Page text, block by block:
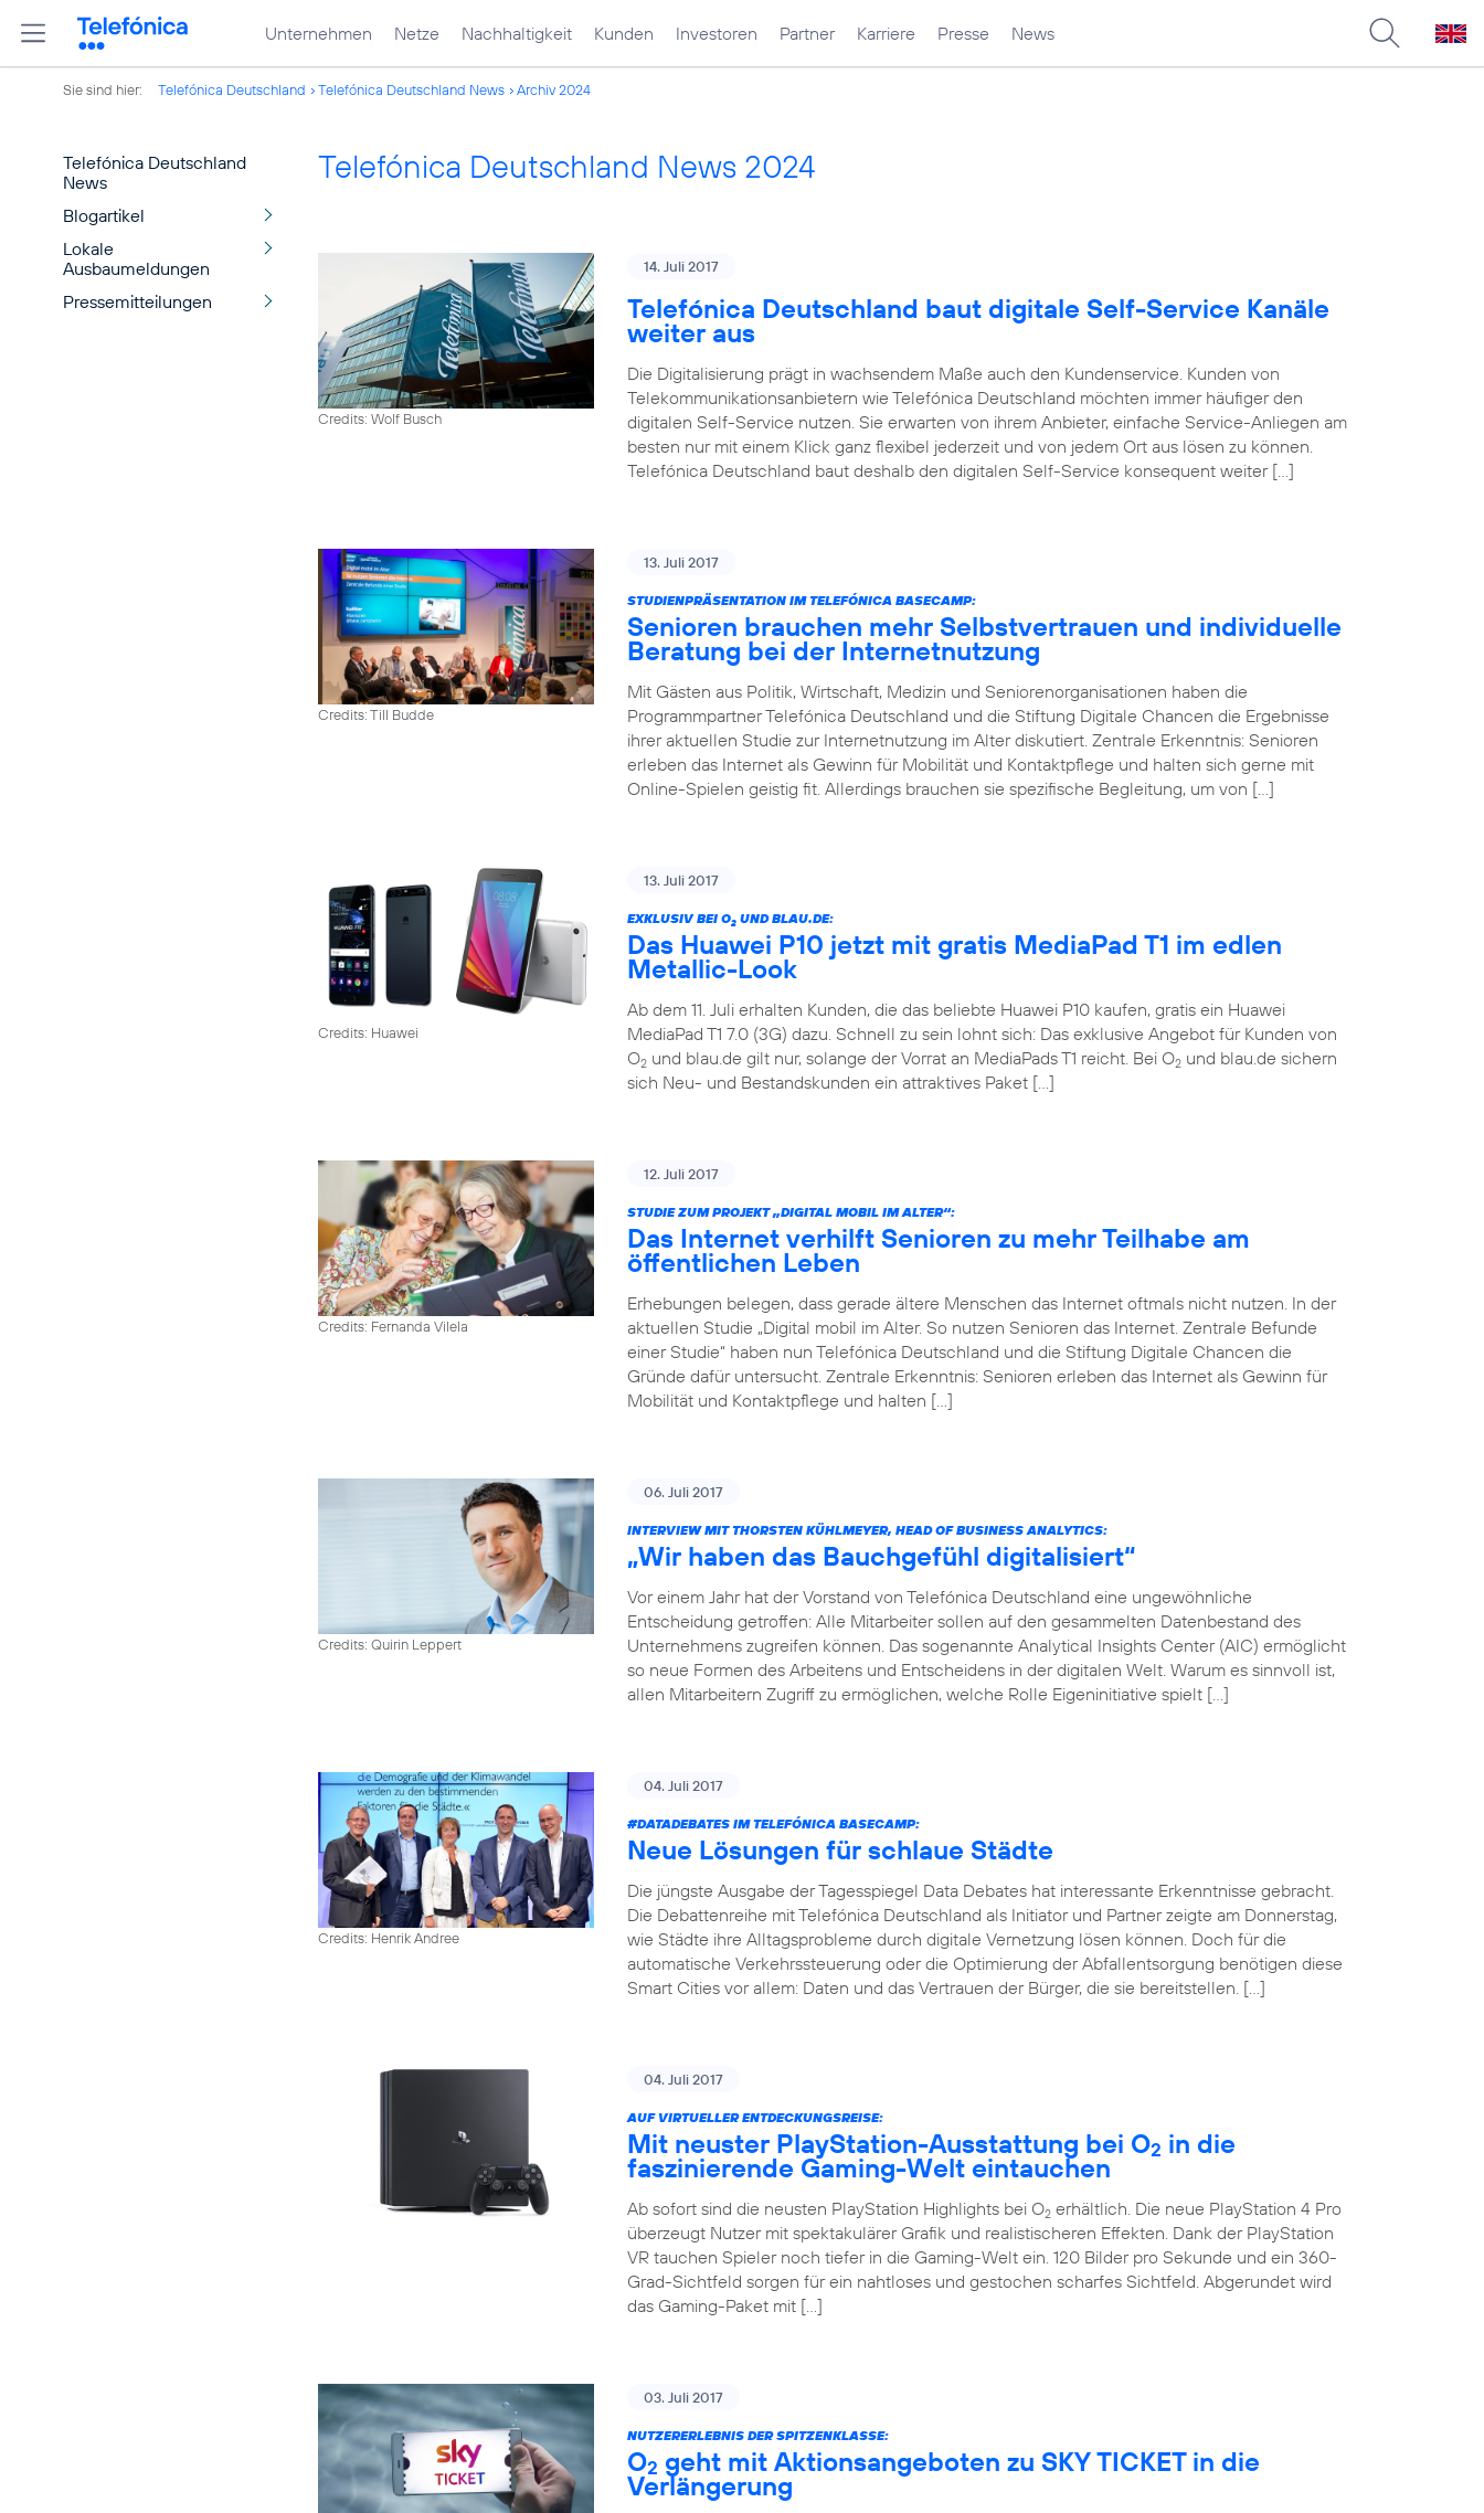
Unternehmen Netze Nachhaltigkeit Kunden Investoren Partner Karriere Presse News
Sie sind hier: Telefónica Deutschland Telefónica Deutschland News Archiv 2024
Telefónica Deutschland
News
Blogartikel
Lokale
Ausbaumeldungen
Pressemitteilungen
Telefónica Deutschland News 2024
Credits: Wolf Busch
14. Juli 2017
Telefónica Deutschland baut digitale Self-Service Kanäle
weiter aus
Die Digitalisierung prägt in wachsendem Maße auch den Kundenservice. Kunden von
Telekommunikationsanbietern wie Telefónica Deutschland möchten immer häufiger den
digitalen Self-Service nutzen. Sie erwarten von ihrem Anbieter, einfache Service-Anliegen am
besten nur mit einem Klick ganz flexibel jederzeit und von jedem Ort aus lösen zu können.
Telefónica Deutschland baut deshalb den digitalen Self-Service konsequent weiter […]
Credits: Till Budde
13. Juli 2017
STUDIENPRÄSENTATION IM TELEFÓNICA BASECAMP:
Senioren brauchen mehr Selbstvertrauen und individuelle
Beratung bei der Internetnutzung
Mit Gästen aus Politik, Wirtschaft, Medizin und Seniorenorganisationen haben die
Programmpartner Telefónica Deutschland und die Stiftung Digitale Chancen die Ergebnisse
ihrer aktuellen Studie zur Internetnutzung im Alter diskutiert. Zentrale Erkenntnis: Senioren
erleben das Internet als Gewinn für Mobilität und Kontaktpflege und halten sich gerne mit
Online-Spielen geistig fit. Allerdings brauchen sie spezifische Begleitung, um von […]
Credits: Huawei
13. Juli 2017
EXKLUSIV BEI O2 UND BLAU.DE:
Das Huawei P10 jetzt mit gratis MediaPad T1 im edlen
Metallic-Look
Ab dem 11. Juli erhalten Kunden, die das beliebte Huawei P10 kaufen, gratis ein Huawei
MediaPad T1 7.0 (3G) dazu. Schnell zu sein lohnt sich: Das exklusive Angebot für Kunden von
O2 und blau.de gilt nur, solange der Vorrat an MediaPads T1 reicht. Bei O2 und blau.de sichern
sich Neu- und Bestandskunden ein attraktives Paket […]
Credits: Fernanda Vilela
12. Juli 2017
STUDIE ZUM PROJEKT „DIGITAL MOBIL IM ALTER“:
Das Internet verhilft Senioren zu mehr Teilhabe am
öffentlichen Leben
Erhebungen belegen, dass gerade ältere Menschen das Internet oftmals nicht nutzen. In der
aktuellen Studie „Digital mobil im Alter. So nutzen Senioren das Internet. Zentrale Befunde
einer Studie“ haben nun Telefónica Deutschland und die Stiftung Digitale Chancen die
Gründe dafür untersucht. Zentrale Erkenntnis: Senioren erleben das Internet als Gewinn für
Mobilität und Kontaktpflege und halten […]
Credits: Quirin Leppert
06. Juli 2017
INTERVIEW MIT THORSTEN KÜHLMEYER, HEAD OF BUSINESS ANALYTICS:
„Wir haben das Bauchgefühl digitalisiert“
Vor einem Jahr hat der Vorstand von Telefónica Deutschland eine ungewöhnliche
Entscheidung getroffen: Alle Mitarbeiter sollen auf den gesammelten Datenbestand des
Unternehmens zugreifen können. Das sogenannte Analytical Insights Center (AIC) ermöglicht
so neue Formen des Arbeitens und Entscheidens in der digitalen Welt. Warum es sinnvoll ist,
allen Mitarbeitern Zugriff zu ermöglichen, welche Rolle Eigeninitiative spielt […]
Credits: Henrik Andree
04. Juli 2017
#DATADEBATES IM TELEFÓNICA BASECAMP:
Neue Lösungen für schlaue Städte
Die jüngste Ausgabe der Tagesspiegel Data Debates hat interessante Erkenntnisse gebracht.
Die Debattenreihe mit Telefónica Deutschland als Initiator und Partner zeigte am Donnerstag,
wie Städte ihre Alltagsprobleme durch digitale Vernetzung lösen können. Doch für die
automatische Verkehrssteuerung oder die Optimierung der Abfallentsorgung benötigen diese
Smart Cities vor allem: Daten und das Vertrauen der Bürger, die sie bereitstellen. […]
04. Juli 2017
AUF VIRTUELLER ENTDECKUNGSREISE:
Mit neuster PlayStation-Ausstattung bei O2 in die
faszinierende Gaming-Welt eintauchen
Ab sofort sind die neusten PlayStation Highlights bei O2 erhältlich. Die neue PlayStation 4 Pro
überzeugt Nutzer mit spektakulärer Grafik und realistischeren Effekten. Dank der PlayStation
VR tauchen Spieler noch tiefer in die Gaming-Welt ein. 120 Bilder pro Sekunde und ein 360-
Grad-Sichtfeld sorgen für ein nahtloses und gestochen scharfes Sichtfeld. Abgerundet wird
das Gaming-Paket mit […]
03. Juli 2017
NUTZERERLEBNIS DER SPITZENKLASSE:
O2 geht mit Aktionsangeboten zu SKY TICKET in die
Verlängerung